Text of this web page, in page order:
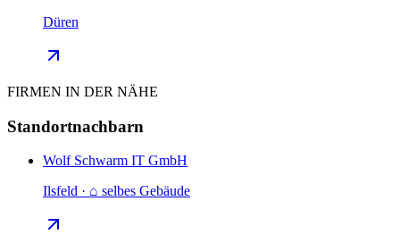
Düren
FIRMEN IN DER NÄHE
Standortnachbarn
Wolf Schwarm IT GmbH
Ilsfeld · ⌂ selbes Gebäude